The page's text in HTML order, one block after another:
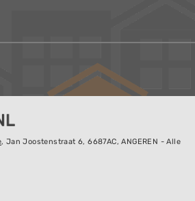
, Jan Joostenstraat 6, 6687AC, ANGEREN - Alle